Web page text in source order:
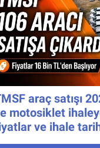
araç satışı
motosiklet
ve ihale